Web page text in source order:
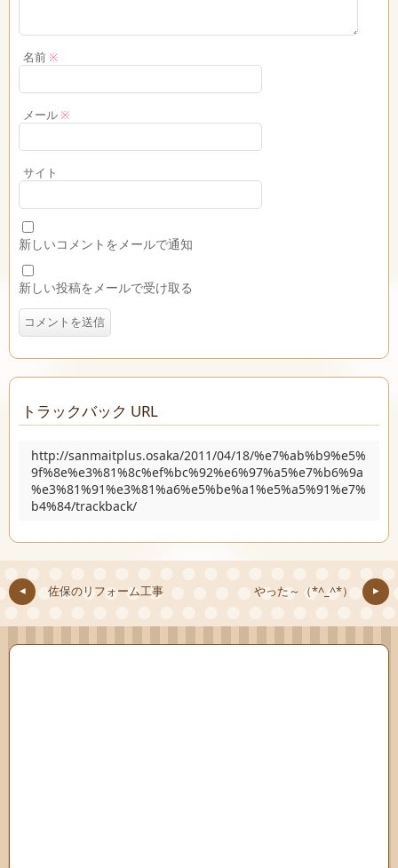
名前※
メール※
サイト
新しいコメントをメールで通知
新しい投稿をメールで受け取る
トラックバック URL
http://sanmaitplus.osaka/2011/04/18/%e7%ab%b9%e5%
9f%8e%e3%81%8c%ef%bc%92%e6%97%a5%e7%b6%9a
%e3%81%91%e3%81%a6%e5%be%a1%e5%a5%91%e7%
b4%84/trackback/
佐保のリフォーム工事 やった～（*^_^*）